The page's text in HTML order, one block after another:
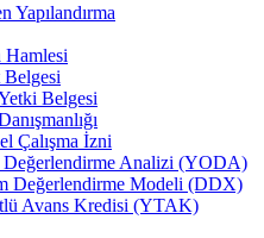
Yapılandırma
Hamlesi
Belgesi
Belgesi
Çalışma İzni
Değerlendirme Analizi (YODA)
Değerlendirme Modeli (DDX)
Avans Kredisi (YTAK)